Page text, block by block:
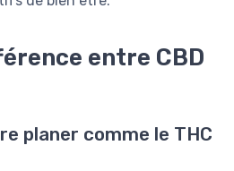
entre CBD
planer comme le THC